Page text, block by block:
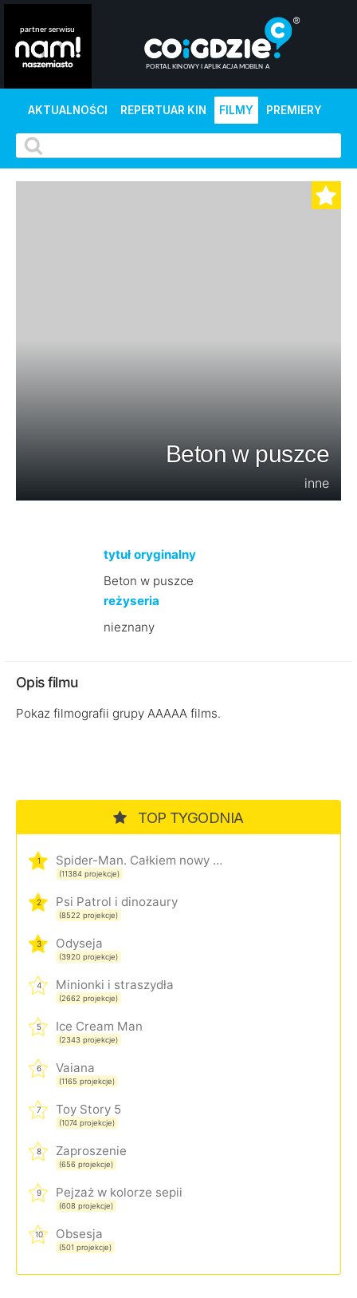
AKTUALNOŚCI REPERTUAR KIN FILMY PREMIERY
Beton w puszce
inne
tytuł oryginalny
Beton w puszce
reżyseria
nieznany
Opis filmu
Pokaz filmografii grupy AAAAA films.
TOP TYGODNIA
1 Spider-Man. Całkiem nowy dzień
(11384 projekcje)
2 Psi Patrol i dinozaury
(8522 projekcje)
3 Odyseja
(3920 projekcje)
4 Minionki i straszydła
(2662 projekcje)
5 Ice Cream Man
(2343 projekcje)
6 Vaiana
(1165 projekcje)
7 Toy Story 5
(1074 projekcje)
8 Zaproszenie
(656 projekcje)
9 Pejzaż w kolorze sepii
(608 projekcje)
10 Obsesja
(501 projekcje)